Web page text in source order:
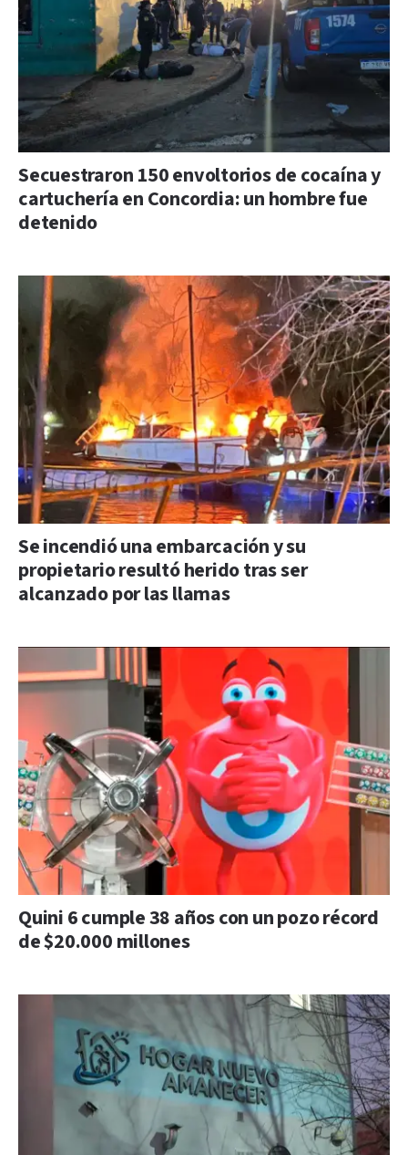
Secuestraron 150 envoltorios de cocaína y
cartuchería en Concordia: un hombre fue
detenido
Se incendió una embarcación y su
propietario resultó herido tras ser
alcanzado por las llamas
Quini 6 cumple 38 años con un pozo récord
de $20.000 millones